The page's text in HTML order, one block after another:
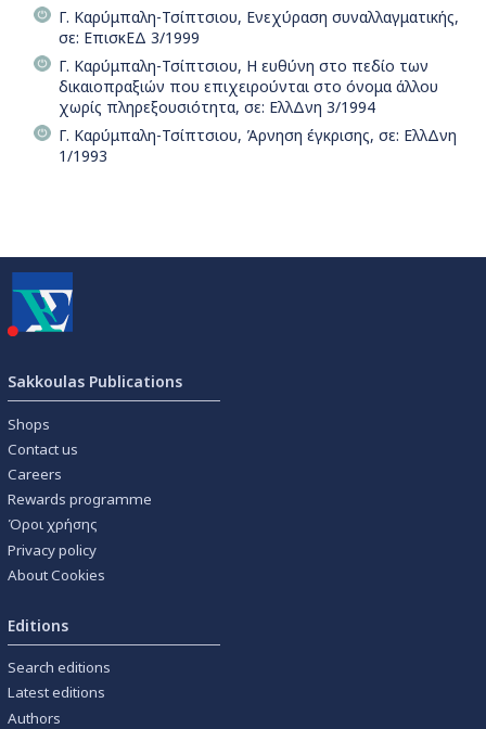
Γ. Καρύμπαλη-Τσίπτσιου, Ενεχύραση συναλλαγματικής,
σε: ΕπισκΕΔ 3/1999
Γ. Καρύμπαλη-Τσίπτσιου, Η ευθύνη στο πεδίο των
δικαιοπραξιών που επιχειρούνται στο όνομα άλλου
χωρίς πληρεξουσιότητα, σε: ΕλλΔνη 3/1994
Γ. Καρύμπαλη-Τσίπτσιου, Άρνηση έγκρισης, σε: ΕλλΔνη
1/1993
Sakkoulas Publications
Shops
Contact us
Careers
Rewards programme
Όροι χρήσης
Privacy policy
About Cookies
Editions
Search editions
Latest editions
Authors